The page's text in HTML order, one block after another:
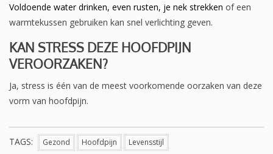
Voldoende water drinken, even rusten, je nek strekken of een
warmtekussen gebruiken kan snel verlichting geven.
KAN STRESS DEZE HOOFDPIJN
VEROORZAKEN?
Ja, stress is één van de meest voorkomende oorzaken van deze
vorm van hoofdpijn.
TAGS: Gezond Hoofdpijn Levensstijl